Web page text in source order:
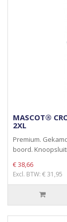
MASCOT®
2XL
Premium.
boord.
€ 38,66
Excl. BTW: € 31,95